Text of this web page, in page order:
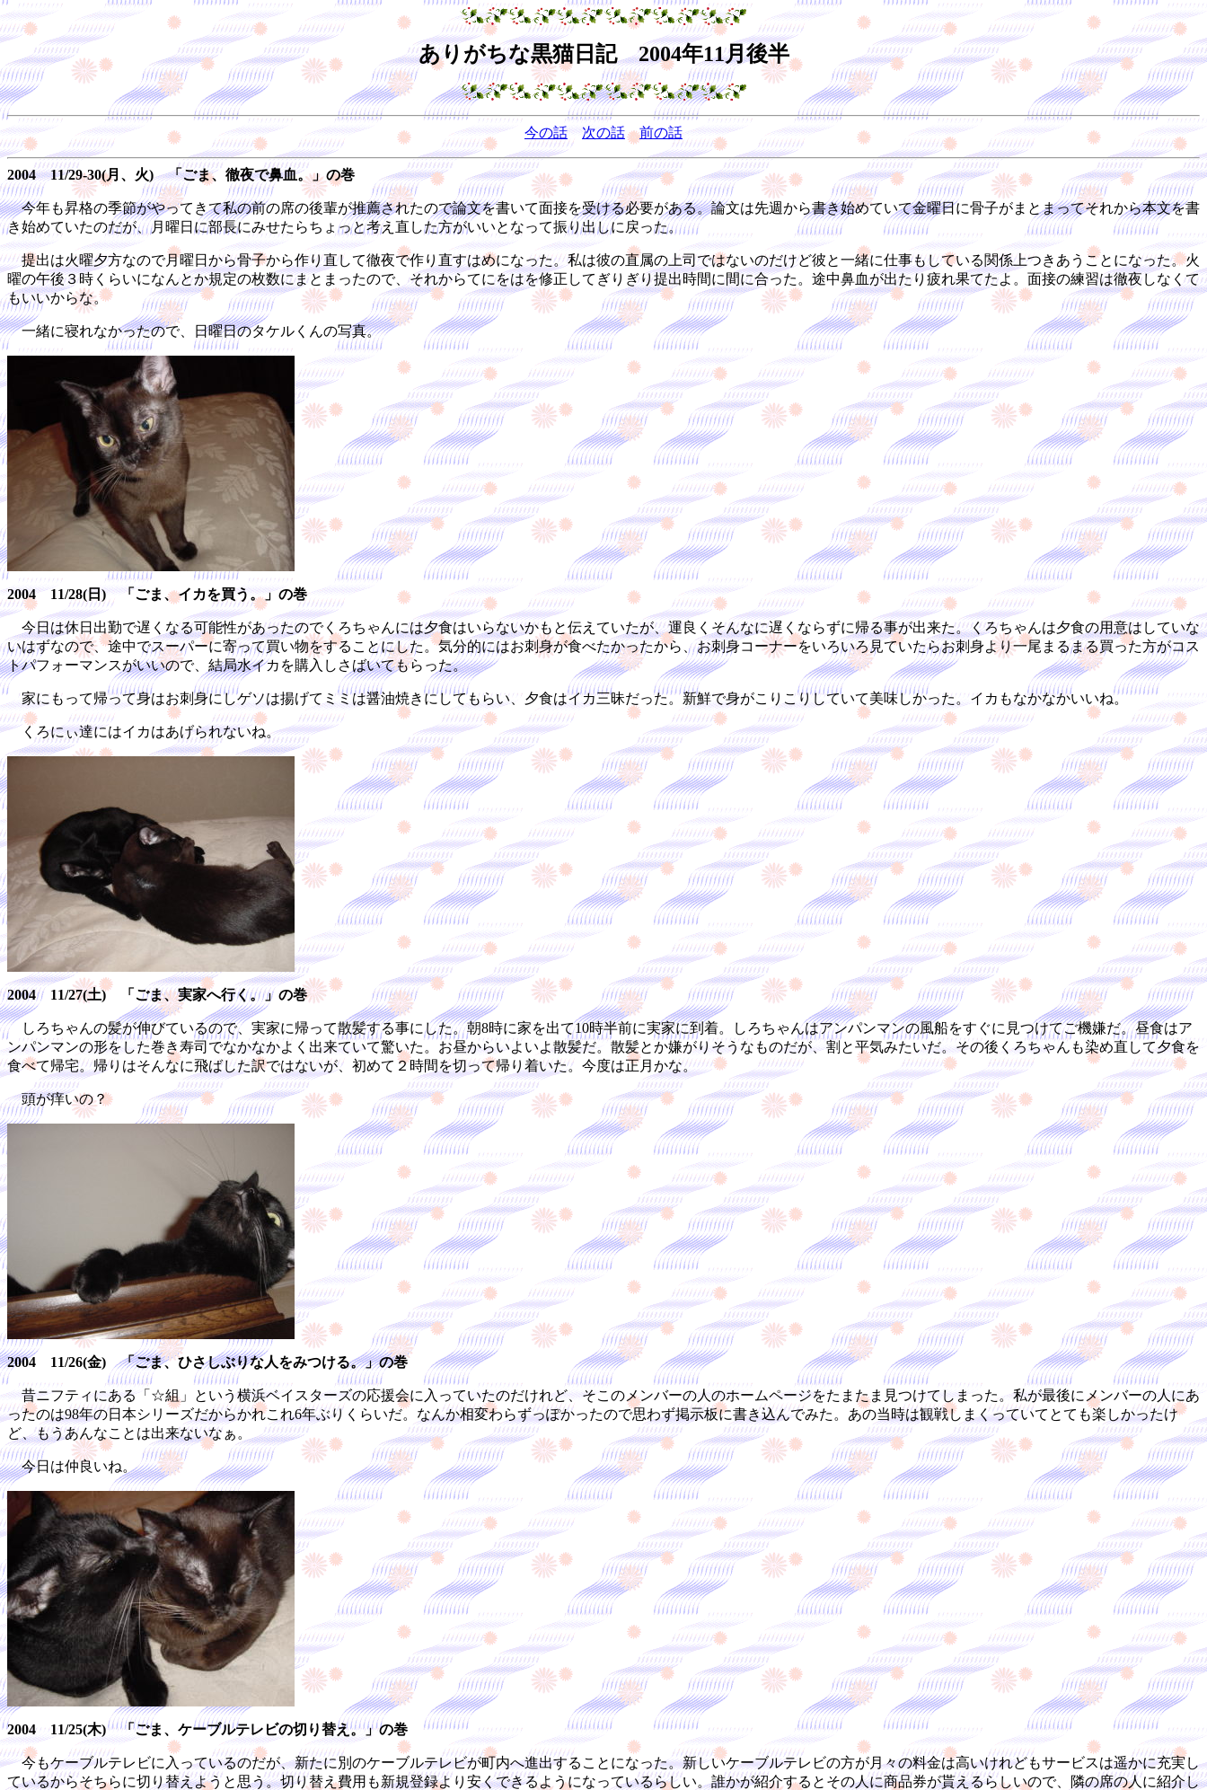
ありがちな黒猫日記 2004年11月後半
今の話 次の話 前の話
2004 11/29-30(月、火) 「ごま、徹夜で鼻血。」の巻
今年も昇格の季節がやってきて私の前の席の後輩が推薦されたので論文を書いて面接を受ける必要がある。論文は先週から書き始めていて金曜日に骨子がまとまってそれから本文を書
き始めていたのだが、月曜日に部長にみせたらちょっと考え直した方がいいとなって振り出しに戻った。
提出は火曜夕方なので月曜日から骨子から作り直して徹夜で作り直すはめになった。私は彼の直属の上司ではないのだけど彼と一緒に仕事もしている関係上つきあうことになった。火
曜の午後３時くらいになんとか規定の枚数にまとまったので、それからてにをはを修正してぎりぎり提出時間に間に合った。途中鼻血が出たり疲れ果てたよ。面接の練習は徹夜しなくて
もいいからな。
一緒に寝れなかったので、日曜日のタケルくんの写真。
2004 11/28(日) 「ごま、イカを買う。」の巻
今日は休日出勤で遅くなる可能性があったのでくろちゃんには夕食はいらないかもと伝えていたが、運良くそんなに遅くならずに帰る事が出来た。くろちゃんは夕食の用意はしていな
いはずなので、途中でスーパーに寄って買い物をすることにした。気分的にはお刺身が食べたかったから、お刺身コーナーをいろいろ見ていたらお刺身より一尾まるまる買った方がコス
トパフォーマンスがいいので、結局水イカを購入しさばいてもらった。
家にもって帰って身はお刺身にしゲソは揚げてミミは醤油焼きにしてもらい、夕食はイカ三昧だった。新鮮で身がこりこりしていて美味しかった。イカもなかなかいいね。
くろにぃ達にはイカはあげられないね。
2004 11/27(土) 「ごま、実家へ行く。」の巻
しろちゃんの髪が伸びているので、実家に帰って散髪する事にした。朝8時に家を出て10時半前に実家に到着。しろちゃんはアンパンマンの風船をすぐに見つけてご機嫌だ。昼食はア
ンパンマンの形をした巻き寿司でなかなかよく出来ていて驚いた。お昼からいよいよ散髪だ。散髪とか嫌がりそうなものだが、割と平気みたいだ。その後くろちゃんも染め直して夕食を
食べて帰宅。帰りはそんなに飛ばした訳ではないが、初めて２時間を切って帰り着いた。今度は正月かな。
頭が痒いの？
2004 11/26(金) 「ごま、ひさしぶりな人をみつける。」の巻
昔ニフティにある「☆組」という横浜ベイスターズの応援会に入っていたのだけれど、そこのメンバーの人のホームページをたまたま見つけてしまった。私が最後にメンバーの人にあ
ったのは98年の日本シリーズだからかれこれ6年ぶりくらいだ。なんか相変わらずっぽかったので思わず掲示板に書き込んでみた。あの当時は観戦しまくっていてとても楽しかったけ
ど、もうあんなことは出来ないなぁ。
今日は仲良いね。
2004 11/25(木) 「ごま、ケーブルテレビの切り替え。」の巻
今もケーブルテレビに入っているのだが、新たに別のケーブルテレビが町内へ進出することになった。新しいケーブルテレビの方が月々の料金は高いけれどもサービスは遥かに充実し
ているからそちらに切り替えようと思う。切り替え費用も新規登録より安くできるようになっているらしい。誰かが紹介するとその人に商品券が貰えるらしいので、隣の席の人に紹介し